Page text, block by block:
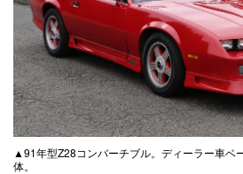
▲91年型Z28コンバーチブル。ディーラー車ベ
体。